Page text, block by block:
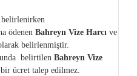
belirlenirken
ödenen Bahreyn Vize Harcı ve
belirlenmiştir.
belirtilen Bahreyn Vize
bir ücret talep edilmez.